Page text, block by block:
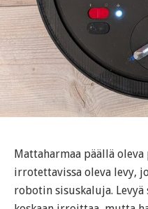
Mattaharmaa päällä
irrotettavissa oleva levy,
robotin sisuskaluja.